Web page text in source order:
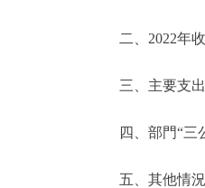
便
二、2022年收
三、主要支出
四、部門“三公
五、其他情況